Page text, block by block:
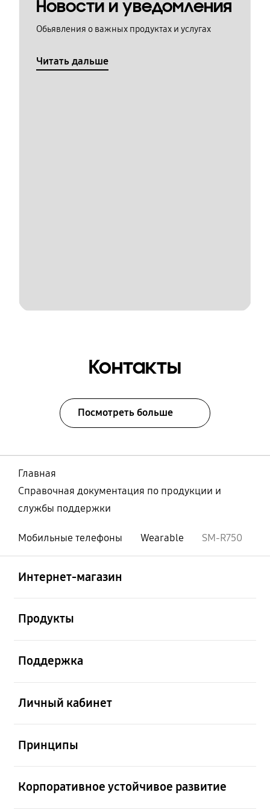
Новости и уведомления
Обьявления о важных продуктах и услугах
Читать дальше
Контакты
Посмотреть больше
Главная
Справочная документация по продукции и
службы поддержки
Мобильные телефоны Wearable SM-R750
Интернет-магазин
Продукты
Поддержка
Личный кабинет
Принципы
Корпоративное устойчивое развитие